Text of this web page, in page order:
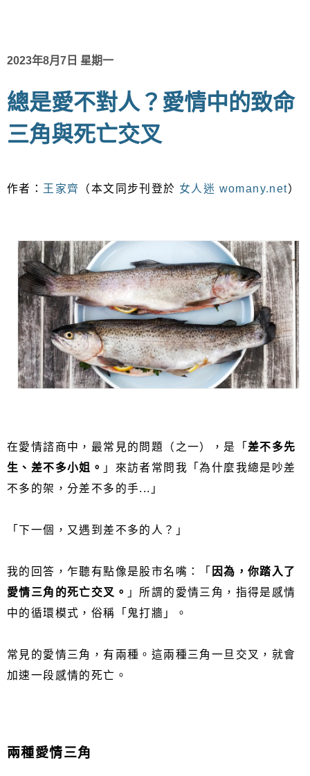
2023年8月7日 星期一
總是愛不對人？愛情中的致命
三角與死亡交叉
作者： 王家齊 （本文同步刊登於 女人迷 womany.net）
在愛情諮商中，最常見的問題（之一），是「 差不多先
生、差不多小姐。 」來訪者常問我「為什麼我總是吵差
不多的架，分差不多的手...」
「下一個，又遇到差不多的人？」
我的回答，乍聽有點像是股市名嘴：「 因為，你踏入了
愛情三角的死亡交叉。 」所謂的愛情三角，指得是感情
中的循環模式，俗稱「鬼打牆」。
常見的愛情三角，有兩種。這兩種三角一旦交叉，就會
加速一段感情的死亡。
兩種愛情三角